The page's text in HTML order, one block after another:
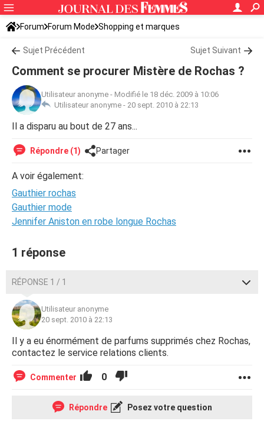
Forum Forum Mode Shopping et marques
Sujet Précédent Sujet Suivant
Comment se procurer Mistère de Rochas ?
Utilisateur anonyme - Modifié le 18 déc. 2009 à 10:06
Utilisateur anonyme - 20 sept. 2010 à 22:13
Il a disparu au bout de 27 ans...
Répondre (1) Partager
A voir également:
Gauthier rochas
Gauthier mode
Jennifer Aniston en robe longue Rochas
1 réponse
RÉPONSE 1 / 1
Utilisateur anonyme
20 sept. 2010 à 22:13
Il y a eu énormément de parfums supprimés chez Rochas,
contactez le service relations clients.
Commenter 0
Répondre Posez votre question